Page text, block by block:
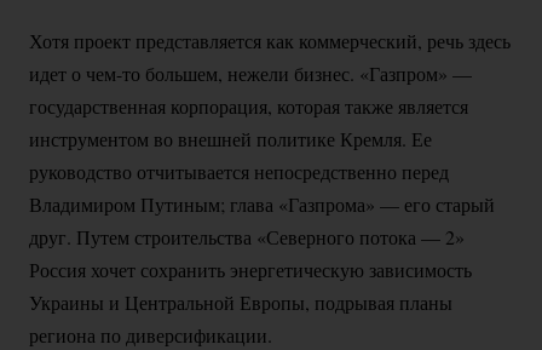
Хотя проект представляется как коммерческий, речь здесь
идет о чем-то большем, нежели бизнес. «Газпром» —
государственная корпорация, которая также является
инструментом во внешней политике Кремля. Ее
руководство отчитывается непосредственно перед
Владимиром Путиным; глава «Газпрома» — его старый
друг. Путем строительства «Северного потока — 2»
Россия хочет сохранить энергетическую зависимость
Украины и Центральной Европы, подрывая планы
региона по диверсификации.